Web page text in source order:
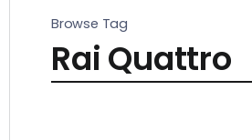
Browse Tag
Rai Quattro